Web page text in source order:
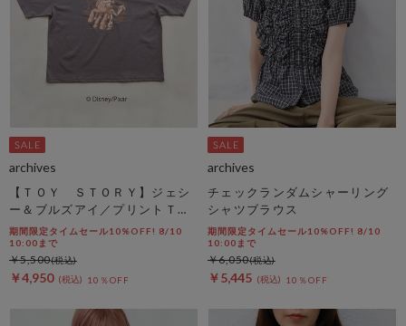
archives
【ＴＯＹ ＳＴＯＲＹ】ジェシ
ー＆ブルズアイ／プリントＴチ
ャコール
期間限定タイムセール10%OFF! 8/10
10:00まで
￥5,500
￥4,950 10％OFF
archives
チェックランダムシャーリング
シャツブラウス
期間限定タイムセール10%OFF! 8/10
10:00まで
￥6,050
￥5,445 10％OFF